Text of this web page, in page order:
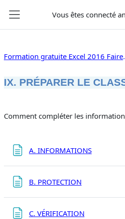
Vous êtes connecté
IX. PRÉPARER LE
Comment compléter les
A. INFORMATIONSPage
B. PROTECTION
C. VÉRIFICATION